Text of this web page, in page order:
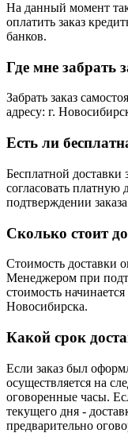
На данный момент
оплатить заказ
банков.
Где мне забрать
Забрать заказ
адресу: г.
Есть ли
Бесплатной доставки
согласовать
подтверждении
Сколько стоит
Стоимость доставки
Менеджером при
стоимость
Новосибирска.
Какой срок
Если заказ был
осуществляется на
оговоренные часы.
текущего дня -
предварительно